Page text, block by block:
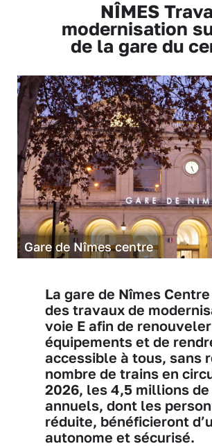
NÎMES
modernisation
de la gare du
Gare de Nîmes centre
La gare de Nîmes
des travaux de
voie E afin de
équipements et de
accessible à tous, sans
nombre de trains en
2026, les 4,5 millions
annuels, dont les
réduite, bénéficieront
autonome et sécurisé.